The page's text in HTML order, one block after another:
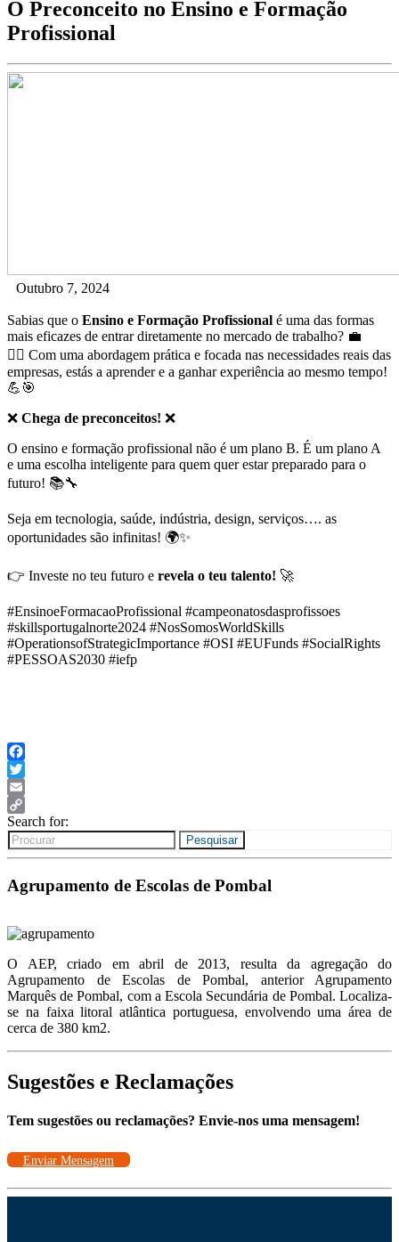
O Preconceito no Ensino e Formação
Profissional
Outubro 7, 2024
Sabias que o Ensino e Formação Profissional é uma das formas
mais eficazes de entrar diretamente no mercado de trabalho? 💼
👷‍♂️ Com uma abordagem prática e focada nas necessidades reais das
empresas, estás a aprender e a ganhar experiência ao mesmo tempo!
💪🎯
❌ Chega de preconceitos! ❌
O ensino e formação profissional não é um plano B. É um plano A
e uma escolha inteligente para quem quer estar preparado para o
futuro! 📚🔧
Seja em tecnologia, saúde, indústria, design, serviços…. as
oportunidades são infinitas! 🌍✨
👉 Investe no teu futuro e revela o teu talento! 🚀
#EnsinoeFormacaoProfissional #campeonatosdasprofissoes
#skillsportugalnorte2024 #NosSomosWorldSkills
#OperationsofStrategicImportance #OSI #EUFunds #SocialRights
#PESSOAS2030 #iefp
Facebook
Twitter
Email
Copy
Link
Search for:
Pesquisar
Agrupamento de Escolas de Pombal
O AEP, criado em abril de 2013, resulta da agregação do
Agrupamento de Escolas de Pombal, anterior Agrupamento
Marquês de Pombal, com a Escola Secundária de Pombal. Localiza-
se na faixa litoral atlântica portuguesa, envolvendo uma área de
cerca de 380 km2.
Sugestões e Reclamações
Tem sugestões ou reclamações? Envie-nos uma mensagem!
Enviar Mensagem